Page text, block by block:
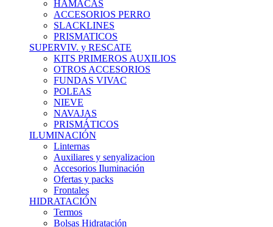
HAMACAS
ACCESORIOS PERRO
SLACKLINES
PRISMATICOS
SUPERVIV. y RESCATE
KITS PRIMEROS AUXILIOS
OTROS ACCESORIOS
FUNDAS VIVAC
POLEAS
NIEVE
NAVAJAS
PRISMÁTICOS
ILUMINACIÓN
Linternas
Auxiliares y senyalizacion
Accesorios Iluminación
Ofertas y packs
Frontales
HIDRATACIÓN
Termos
Bolsas Hidratación